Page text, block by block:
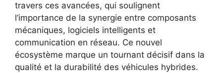
travers ces avancées, qui soulignent
l’importance de la synergie entre composants
mécaniques, logiciels intelligents et
communication en réseau. Ce nouvel
écosystème marque un tournant décisif dans la
qualité et la durabilité des véhicules hybrides.